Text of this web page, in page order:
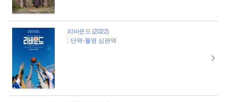
리바운드 (2022)
: 단역-월명 심판역